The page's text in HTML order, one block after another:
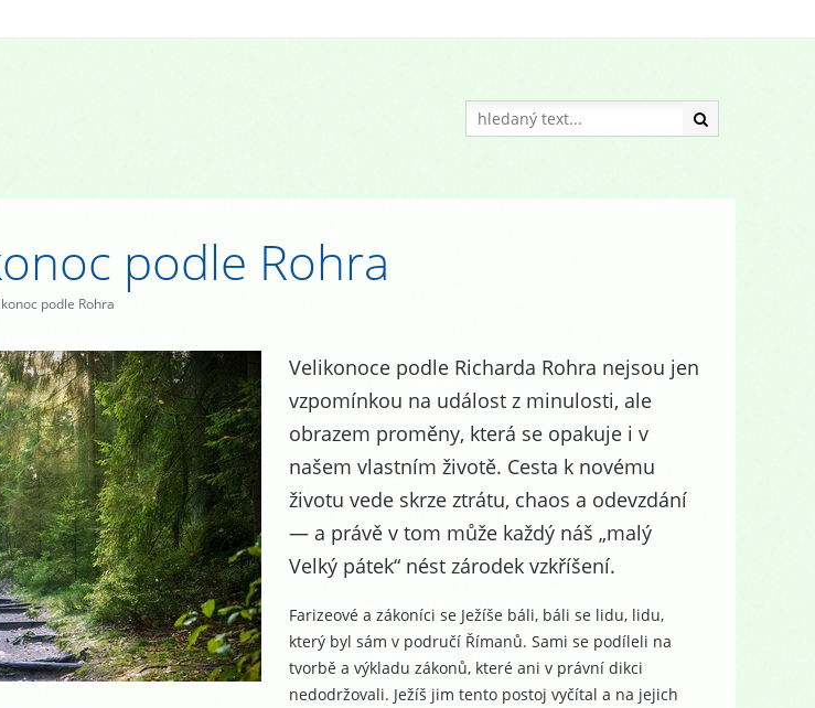
podle Rohra
podle Rohra
Velikonoce podle Richarda Rohra nejsou jen
vzpomínkou na událost z minulosti, ale
obrazem proměny, která se opakuje i v
našem vlastním životě. Cesta k novému
životu vede skrze ztrátu, chaos a odevzdání
— a právě v tom může každý náš „malý
Velký pátek“ nést zárodek vzkříšení.
Farizeové a zákoníci se Ježíše báli, báli se lidu, lidu,
který byl sám v područí Římanů. Sami se podíleli na
tvorbě a výkladu zákonů, které ani v právní dikci
nedodržovali. Ježíš jim tento postoj vyčítal a na jejich